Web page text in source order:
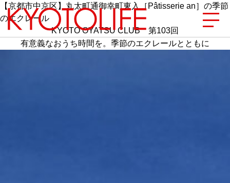
【京都市中京区】丸太町通御幸町東入［Pâtisserie an］の季節
のエクレール
KYOTO OYATSU CLUB 第103回
有意義なおうち時間を。季節のエクレールとともに